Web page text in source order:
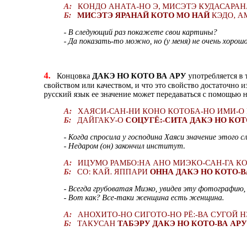
А:
КОНДО АНАТА-НО Э, МИСЭТЭ
Б:
МИСЭТЭ ЯРАНАЙ КОТО МО НАЙКЭДО,
- В следующий раз покажете свои картины?
- Да показать-то можно, но (у меня) не очень
4. Концовка ДАКЭ НО КОТО ВА АРУ употребляется
свойством или качеством, и что это свойство
русский язык ее значение может передаваться с помощью
А:
ХАЯСИ-САН-НИ КОНО КОТОБА-НО ИМИ-О
Б:
ДАЙГАКУ-О СОЦУГЁ:-СИТА ДАКЭ НО
- Когда спросила у господина Хаяси значение этого
- Недаром (он) закончил институт.
А:
ИЦУМО РАМБО:НА АНО МИЭКО-САН-ГА
Б:
СО: КАЙ. ЯППАРИ ОННА ДАКЭ НО КОТО-
- Всегда грубоватая Миэко, увидев эту фотографию,
- Вот как? Все-таки женщина есть женщина.
А:
АНОХИТО-НО СИГОТО-НО РЁ:-ВА СУГОЙ
Б:
ТАКУСАН ТАБЭРУ ДАКЭ НО КОТО-ВА АРУ